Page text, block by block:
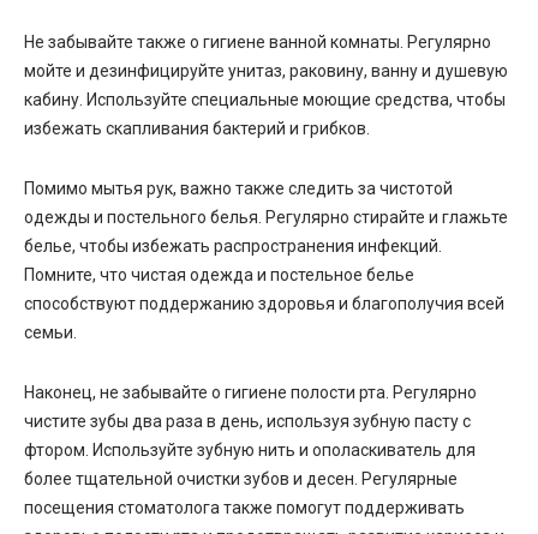
Не забывайте также о гигиене ванной комнаты. Регулярно
мойте и дезинфицируйте унитаз, раковину, ванну и душевую
кабину. Используйте специальные моющие средства, чтобы
избежать скапливания бактерий и грибков.
Помимо мытья рук, важно также следить за чистотой
одежды и постельного белья. Регулярно стирайте и глажьте
белье, чтобы избежать распространения инфекций.
Помните, что чистая одежда и постельное белье
способствуют поддержанию здоровья и благополучия всей
семьи.
Наконец, не забывайте о гигиене полости рта. Регулярно
чистите зубы два раза в день, используя зубную пасту с
фтором. Используйте зубную нить и ополаскиватель для
более тщательной очистки зубов и десен. Регулярные
посещения стоматолога также помогут поддерживать